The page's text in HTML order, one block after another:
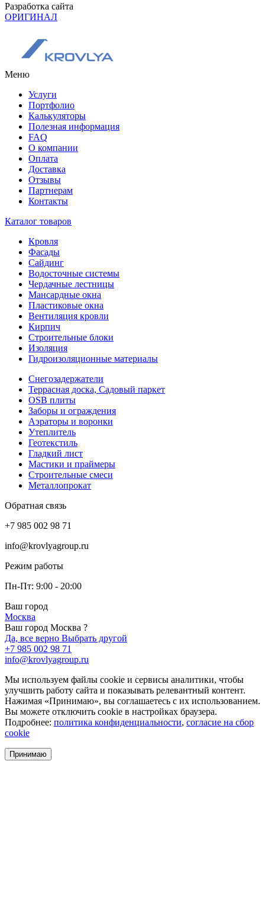
Разработка сайта
ОРИГИНАЛ
Меню
Услуги
Портфолио
Калькуляторы
Полезная информация
FAQ
О компании
Оплата
Доставка
Отзывы
Партнерам
Контакты
Каталог товаров
Кровля
Фасады
Сайдинг
Водосточные системы
Чердачные лестницы
Мансардные окна
Пластиковые окна
Вентиляция кровли
Кирпич
Строительные блоки
Изоляция
Гидроизоляционные материалы
Снегозадержатели
Террасная доска, Садовый паркет
OSB плиты
Заборы и ограждения
Аэраторы и воронки
Утеплитель
Геотекстиль
Гладкий лист
Мастики и праймеры
Строительные смеси
Металлопрокат
Обратная связь
+7 985 002 98 71
info@krovlyagroup.ru
Режим работы
Пн-Пт: 9:00 - 20:00
Ваш город
Москва
Ваш город Москва ?
Да, все верно Выбрать другой
+7 985 002 98 71
info@krovlyagroup.ru
Мы используем файлы cookie и сервисы аналитики, чтобы
улучшить работу сайта и показывать релевантный контент.
Нажимая «Принимаю», вы соглашаетесь с их использованием.
Вы можете отключить cookie в настройках браузера.
Подробнее: политика конфиденциальности, согласие на сбор
cookie
Принимаю